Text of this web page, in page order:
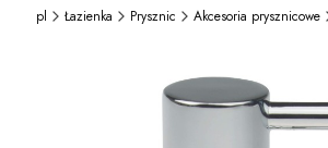
Łazienka Prysznic Akcesoria prysznicowe